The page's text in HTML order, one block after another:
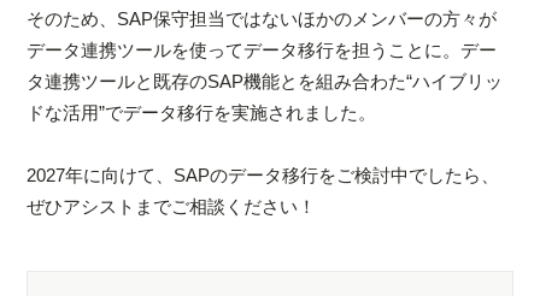
そのため、SAP保守担当ではないほかのメンバーの方々が
データ連携ツールを使ってデータ移行を担うことに。デー
タ連携ツールと既存のSAP機能とを組み合わた“ハイブリッ
ドな活用”でデータ移行を実施されました。
2027年に向けて、SAPのデータ移行をご検討中でしたら、
ぜひアシストまでご相談ください！